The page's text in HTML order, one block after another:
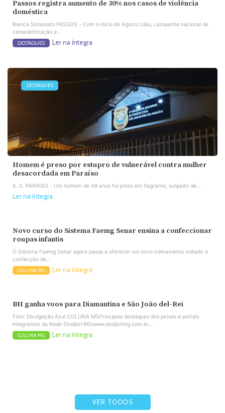
Passos registra aumento de 30% nos casos de violência
doméstica
Bianca Simionato PASSOS - Com o início do Agosto Lilás, campanha nacional de
conscientização e...
DESTAQUES Ler na íntegra
DESTAQUES
Homem é preso por estupro de vulnerável contra mulher
desacordada em Paraíso
S. S. PARAÍSO - Um homem de 48 anos foi preso em flagrante, suspeito de...
Ler na íntegra
Novo curso do Sistema Faemg Senar ensina a confeccionar
roupas infantis
O Sistema Faemg Senar agora passa a oferecer um novo treinamento voltado à
confecção de...
COLUNA MG Ler na íntegra
BH ganha voos para Diamantina e São João del-Rei
Foto: Divulgação Azul COLUNA MGPrincipais destaques dos jornais e portais
integrantes da Rede Sindijori MGwww.sindijorimg.com.br...
COLUNA MG Ler na íntegra
VER TODOS